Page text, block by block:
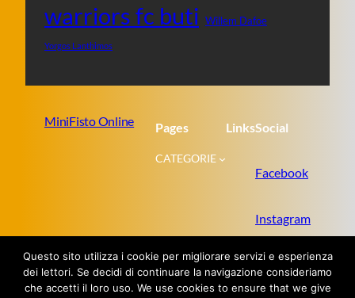
warriors fc buti Willem Dafoe
Yorgos Lanthimos
MiniFisto Online Pages
CATEGORIE
LinksSocial
Facebook
Instagram
Twitter
Questo sito utilizza i cookie per migliorare servizi e esperienza
dei lettori. Se decidi di continuare la navigazione consideriamo
che accetti il loro uso. We use cookies to ensure that we give